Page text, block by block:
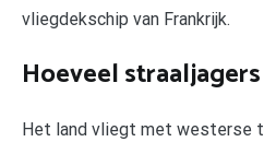
vliegdekschip van Frankrijk.
Hoeveel
Het land vliegt met westerse